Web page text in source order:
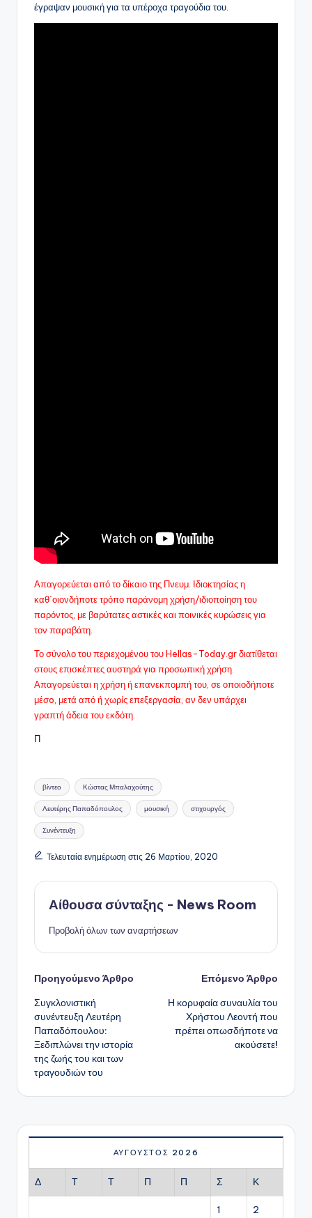
έγραψαν μουσική για τα υπέροχα τραγούδια του.
Απαγορεύεται από το δίκαιο της Πνευμ. Ιδιοκτησίας η
καθ΄οιονδήποτε τρόπο παράνομη χρήση/ιδιοποίηση του
παρόντος, με βαρύτατες αστικές και ποινικές κυρώσεις για
τον παραβάτη.
Το σύνολο του περιεχομένου του Hellas-Today.gr διατίθεται
στους επισκέπτες αυστηρά για προσωπική χρήση.
Απαγορεύεται η χρήση ή επανεκπομπή του, σε οποιοδήποτε
μέσo, μετά από ή χωρίς επεξεργασία, αν δεν υπάρχει
γραπτή άδεια του εκδότη.
Π
Ετικέτες:
βίντεο Κώστας Μπαλαχούτης
Λευτέρης Παπαδόπουλος μουσική στιχουργός
Συνέντευξη
Τελευταία ενημέρωση στις 26 Μαρτίου, 2020
Αίθουσα σύνταξης - News Room
Προβολή όλων των αναρτήσεων
Πλοήγηση
δημοσιεύσεων
Προηγούμενο Άρθρο
Συγκλονιστική
συνέντευξη Λευτέρη
Παπαδόπουλου:
Ξεδιπλώνει την ιστορία
της ζωής του και των
τραγουδιών του
Επόμενο Άρθρο
Η κορυφαία συναυλία του
Χρήστου Λεοντή που
πρέπει οπωσδήποτε να
ακούσετε!
ΑΎΓΟΥΣΤΟΣ 2026
Δ Τ Τ Π Π Σ Κ
1 2